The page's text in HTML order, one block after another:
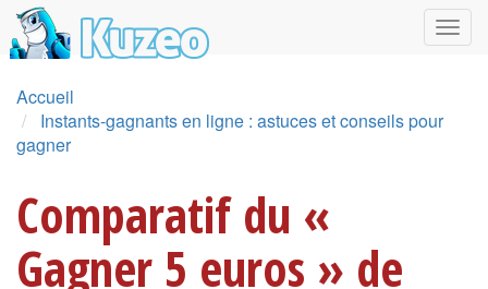
Accueil
Instants-gagnants en ligne : astuces et conseils pour
gagner
Comparatif du «
Gagner 5 euros » de